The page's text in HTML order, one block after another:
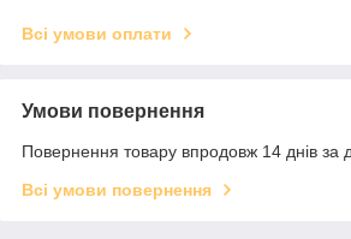
Всі умови оплати
Умови повернення
Повернення товару впродовж 14 днів за
Всі умови повернення